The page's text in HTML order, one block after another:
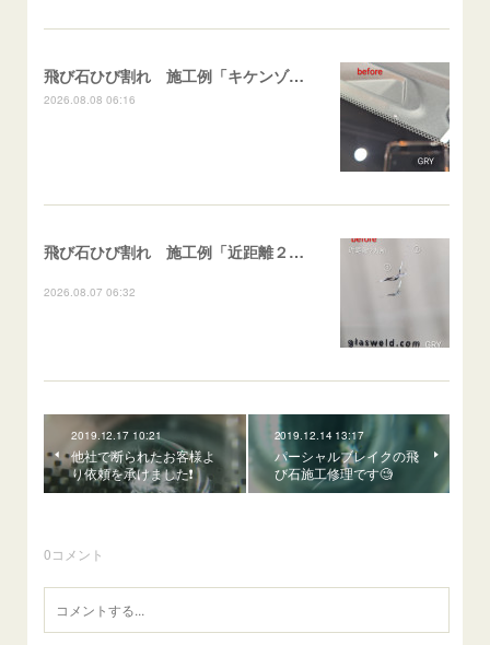
飛び石ひび割れ 施工例「キケンゾーン範囲・ストレートブレイク」フェアレディＺ
2026.08.08 06:16
飛び石ひび割れ 施工例「近距離２箇所・パーシャル系+ストレート系」CX-8
2026.08.07 06:32
2019.12.17 10:21
他社で断られたお客様よ
り依頼を承けました❗️
2019.12.14 13:17
パーシャルブレイクの飛
び石施工修理です🧐
0コメント